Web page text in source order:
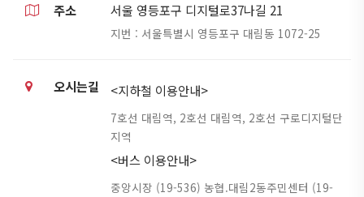
주소 서울 영등포구 디지털로37나길 21
지번 : 서울특별시 영등포구 대림동 1072-25
오시는길 <지하철 이용안내>
7호선 대림역, 2호선 대림역, 2호선 구로디지털단
지역
<버스 이용안내>
중앙시장 (19-536) 농협.대림2동주민센터 (19-